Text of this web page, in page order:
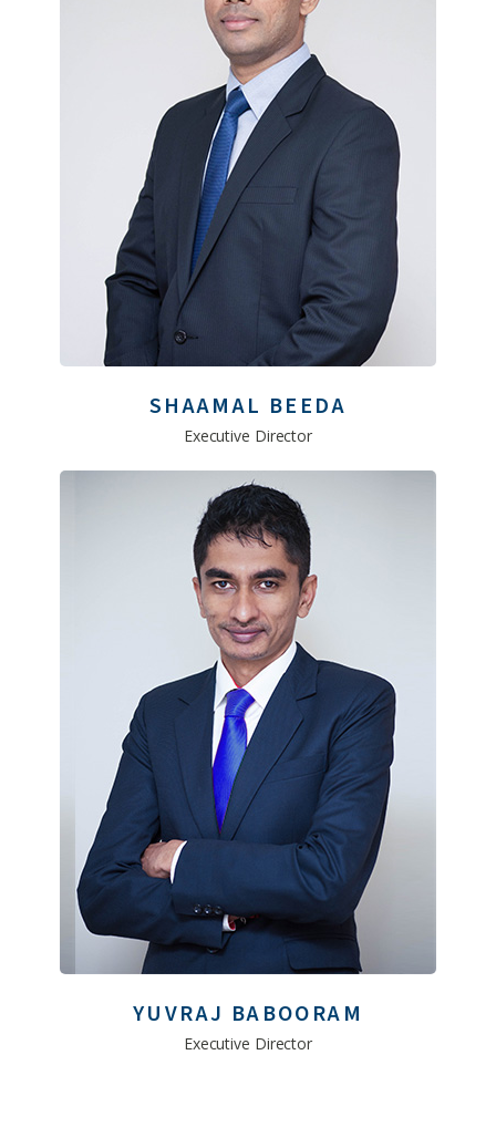
SHAAMAL BEEDA
Executive Director
YUVRAJ BABOORAM
Executive Director